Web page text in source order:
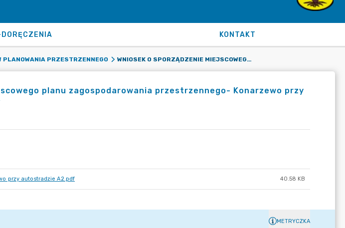
KONTAKT
PLANOWANIA PRZESTRZENNEGO WNIOSEK O SPORZĄDZENIE MIEJSCOWEGO PLANU ZAGOSPODAROWANIA PRZESTRZENNEGO- KONARZEWO PRZY AUTOSTRADZIE A2, 22.02.2024
planu zagospodarowania przestrzennego- Konarzewo przy
przy autostradzie A2.pdf 40.58 KB
METRYCZKA